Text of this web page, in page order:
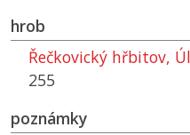
hrob
Řečkovický hřbitov,
255
poznámky